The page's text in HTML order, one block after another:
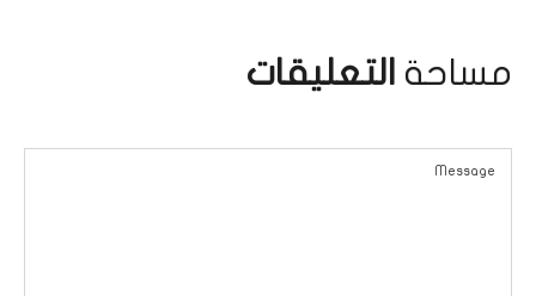
مساحة التعليقات